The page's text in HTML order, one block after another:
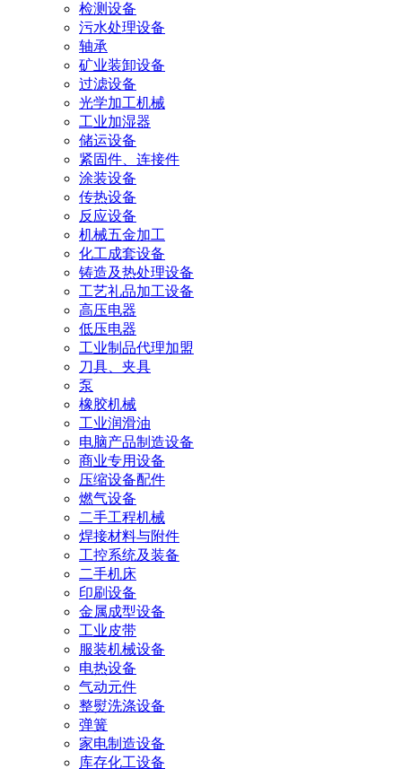
检测设备
污水处理设备
轴承
矿业装卸设备
过滤设备
光学加工机械
工业加湿器
储运设备
紧固件、连接件
涂装设备
传热设备
反应设备
机械五金加工
化工成套设备
铸造及热处理设备
工艺礼品加工设备
高压电器
低压电器
工业制品代理加盟
刀具、夹具
泵
橡胶机械
工业润滑油
电脑产品制造设备
商业专用设备
压缩设备配件
燃气设备
二手工程机械
焊接材料与附件
工控系统及装备
二手机床
印刷设备
金属成型设备
工业皮带
服装机械设备
电热设备
气动元件
整熨洗涤设备
弹簧
家电制造设备
库存化工设备